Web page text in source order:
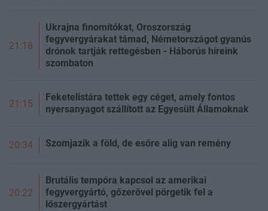
21:18
Ukrajna finomítókat, Oroszország
fegyvergyárakat támad, Németországot gyanús
drónok tartják rettegésben - Háborús híreink
szombaton
21:15
Feketelistára tettek egy céget, amely fontos
nyersanyagot szállított az Egyesült Államoknak
20:34 Szomjazik a föld, de esőre alig van remény
20:22
Brutális tempóra kapcsol az amerikai
fegyvergyártó, gőzerővel pörgetik fel a
lőszergyártást